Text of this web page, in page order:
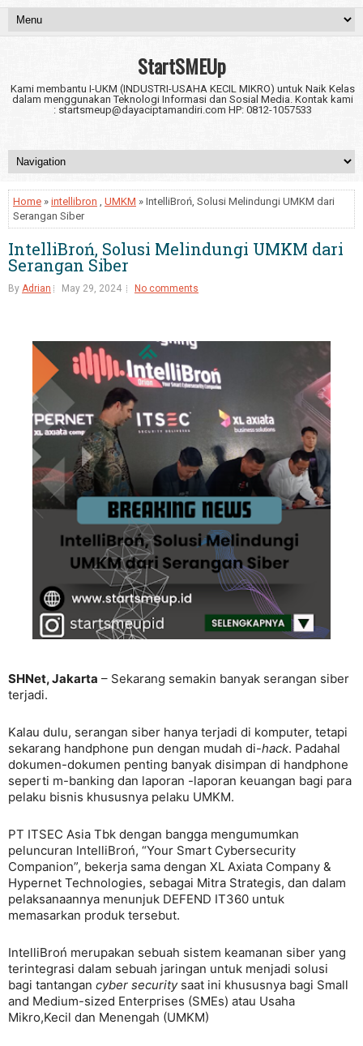
StartSMEUp
Kami membantu I-UKM (INDUSTRI-USAHA KECIL MIKRO) untuk Naik Kelas
dalam menggunakan Teknologi Informasi dan Sosial Media. Kontak kami
: startsmeup@dayaciptamandiri.com HP: 0812-1057533
Home » intellibron , UMKM » IntelliBroń, Solusi Melindungi UMKM dari
Serangan Siber
IntelliBroń, Solusi Melindungi UMKM dari
Serangan Siber
By Adrian May 29, 2024 No comments
SHNet, Jakarta – Sekarang semakin banyak serangan siber
terjadi.
Kalau dulu, serangan siber hanya terjadi di komputer, tetapi
sekarang handphone pun dengan mudah di-hack. Padahal
dokumen-dokumen penting banyak disimpan di handphone
seperti m-banking dan laporan -laporan keuangan bagi para
pelaku bisnis khususnya pelaku UMKM.
PT ITSEC Asia Tbk dengan bangga mengumumkan
peluncuran IntelliBroń, “Your Smart Cybersecurity
Companion”, bekerja sama dengan XL Axiata Company &
Hypernet Technologies, sebagai Mitra Strategis, dan dalam
pelaksanaannya menunjuk DEFEND IT360 untuk
memasarkan produk tersebut.
IntelliBroń merupakan sebuah sistem keamanan siber yang
terintegrasi dalam sebuah jaringan untuk menjadi solusi
bagi tantangan cyber securitysaat ini khususnya bagi Small
and Medium-sized Enterprises (SMEs) atau Usaha
Mikro,Kecil dan Menengah (UMKM)